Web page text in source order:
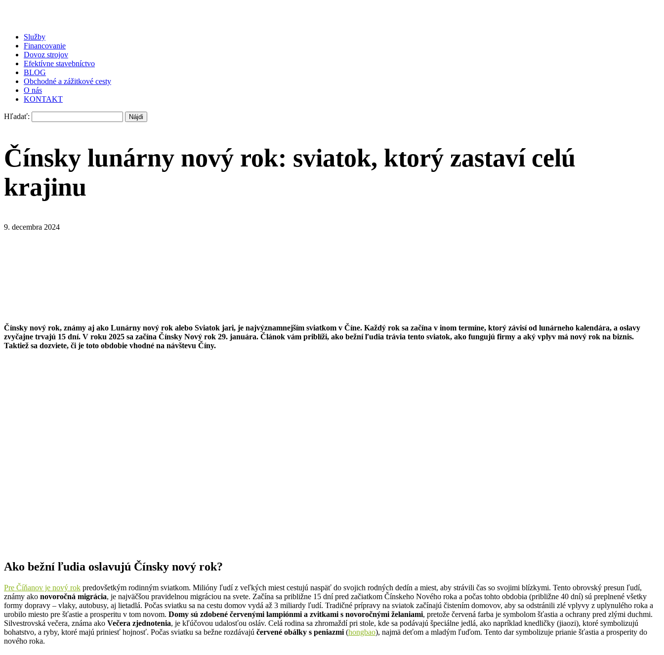
Služby
Financovanie
Dovoz strojov
Efektívne stavebníctvo
BLOG
Obchodné a zážitkové cesty
O nás
KONTAKT
Hľadať:
Čínsky lunárny nový rok: sviatok, ktorý zastaví celú
krajinu
9. decembra 2024
Čínsky nový rok, známy aj ako Lunárny nový rok alebo Sviatok jari, je najvýznamnejším sviatkom v Číne. Každý rok sa začína v inom termíne, ktorý závisí od lunárneho kalendára, a oslavy
zvyčajne trvajú 15 dní. V roku 2025 sa začína Čínsky Nový rok 29. januára. Článok vám priblíži, ako bežní ľudia trávia tento sviatok, ako fungujú firmy a aký vplyv má nový rok na biznis.
Taktiež sa dozviete, či je toto obdobie vhodné na návštevu Číny.
Ako bežní ľudia oslavujú Čínsky nový rok?
Pre Číňanov je nový rok predovšetkým rodinným sviatkom. Milióny ľudí z veľkých miest cestujú naspäť do svojich rodných dedín a miest, aby strávili čas so svojimi blízkymi. Tento obrovský presun ľudí,
známy ako novoročná migrácia, je najväčšou pravidelnou migráciou na svete. Začína sa približne 15 dní pred začiatkom Čínskeho Nového roka a počas tohto obdobia (približne 40 dní) sú preplnené všetky
formy dopravy – vlaky, autobusy, aj lietadlá. Počas sviatku sa na cestu domov vydá až 3 miliardy ľudí. Tradičné prípravy na sviatok začínajú čistením domovov, aby sa odstránili zlé vplyvy z uplynulého roka a
urobilo miesto pre šťastie a prosperitu v tom novom. Domy sú zdobené červenými lampiónmi a zvitkami s novoročnými želaniami, pretože červená farba je symbolom šťastia a ochrany pred zlými duchmi.
Silvestrovská večera, známa ako Večera zjednotenia, je kľúčovou udalosťou osláv. Celá rodina sa zhromaždí pri stole, kde sa podávajú špeciálne jedlá, ako napríklad knedličky (jiaozi), ktoré symbolizujú
bohatstvo, a ryby, ktoré majú priniesť hojnosť. Počas sviatku sa bežne rozdávajú červené obálky s peniazmi (hongbao), najmä deťom a mladým ľuďom. Tento dar symbolizuje prianie šťastia a prosperity do
nového roka.